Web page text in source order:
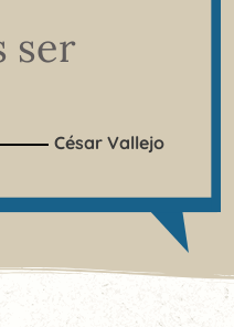
ser
César Vallejo